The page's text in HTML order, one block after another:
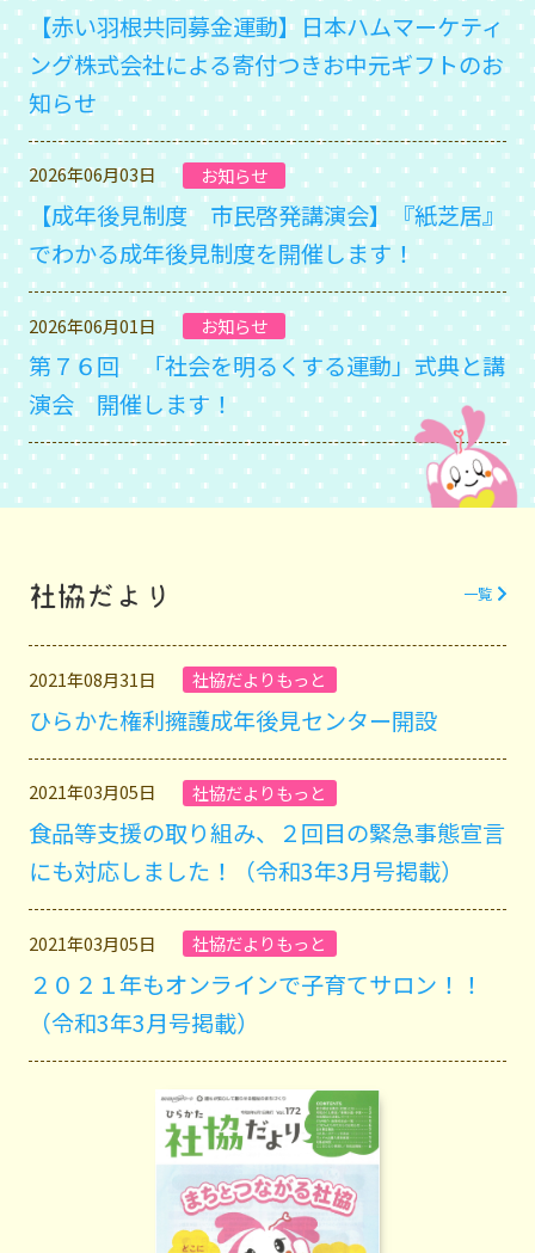
【赤い羽根共同募金運動】日本ハムマーケティ
ング株式会社による寄付つきお中元ギフトのお
知らせ
2026年06月03日 お知らせ
【成年後見制度 市民啓発講演会】『紙芝居』
でわかる成年後見制度を開催します！
2026年06月01日 お知らせ
第７６回 「社会を明るくする運動」式典と講
演会 開催します！
社協だより 一覧
2021年08月31日 社協だよりもっと
ひらかた権利擁護成年後見センター開設
2021年03月05日 社協だよりもっと
食品等支援の取り組み、２回目の緊急事態宣言
にも対応しました！（令和3年3月号掲載）
2021年03月05日 社協だよりもっと
２０２１年もオンラインで子育てサロン！！
（令和3年3月号掲載）